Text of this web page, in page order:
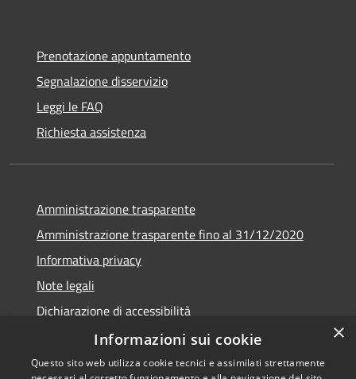
Prenotazione appuntamento
Segnalazione disservizio
Leggi le FAQ
Richiesta assistenza
Amministrazione trasparente
Amministrazione trasparente fino al 31/12/2020
Informativa privacy
Note legali
Dichiarazione di accessibilità
×
Informazioni sui cookie
Questo sito web utilizza cookie tecnici e assimilati strettamente